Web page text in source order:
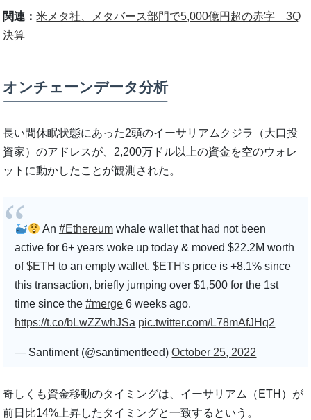
関連：米メタ社、メタバース部門で5,000億円超の赤字 3Q
決算
オンチェーンデータ分析
長い間休眠状態にあった2頭のイーサリアムクジラ（大口投
資家）のアドレスが、2,200万ドル以上の資金を空のウォレ
ットに動かしたことが観測された。
An #Ethereumwhale wallet that had not been
active for 6+ years woke up today & moved $22.2M worth
of$ETH to an empty wallet.$ETH's price is +8.1% since
this transaction, briefly jumping over $1,500 for the 1st
time since the#merge 6 weeks ago.
https://t.co/bLwZZwhJSa pic.twitter.com/L78mAfJHq2
— Santiment (@santimentfeed)October 25, 2022
奇しくも資金移動のタイミングは、イーサリアム（ETH）が
前日比14%上昇したタイミングと一致するという。